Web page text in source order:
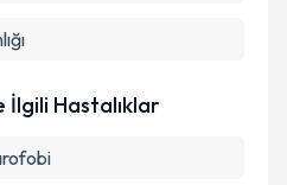
İlgili Hastalıklar